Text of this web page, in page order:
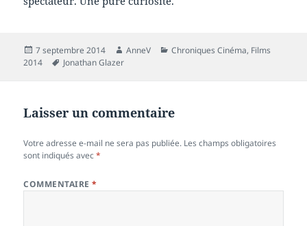
Publié
le
7 septembre 2014 Auteur
AnneV Catégories
Chroniques Cinéma, Films
2014
Mots-
Jonathan Glazer
Laisser un commentaire
Votre adresse e-mail ne sera pas publiée. Les champs obligatoires
sont indiqués avec*
COMMENTAIRE*